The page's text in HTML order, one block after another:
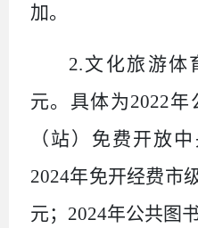
加。
2.文化旅游体
元。具体为2022年
（站）免费开放
2024年免开经费市
元； 2024年公共图